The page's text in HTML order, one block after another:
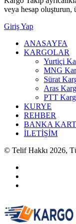
veya hesap oluşturun,
Giriş Yap
ANASAYFA
KARGOLAR
Yurtiçi
MNG
Sürat
Aras
PTT
KURYE
REHBER
BANKA
İLETİŞİM
© Telif Hakkı 2026,